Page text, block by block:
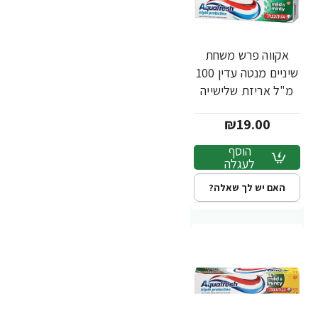
אקווה פרש משחת
שיניים מנטה עדין 100
מ"ל אריזת שלישייה
₪19.00
הוסף
לעגלה
האם יש לך שאלה?